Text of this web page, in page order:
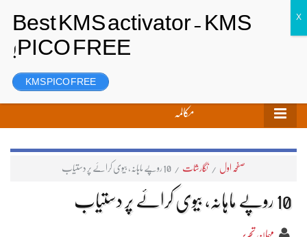
رجسٹر
مکالمہ
صفحہ اول / نگارشات / 10 روپے ماہانہ، بیوی کرائے پر دستیاب
10 روپے ماہانہ، بیوی کرائے پر دستیاب
مہمان تحریر
KMS PICO FREE